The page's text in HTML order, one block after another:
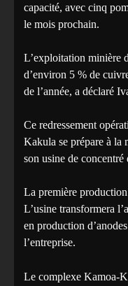
capacité, avec cinq
le mois prochain.
L’exploitation minière
d’environ 5 % de
de l’année, a déclaré
Ce redressement
Kakula se prépare à la
son usine de
La première
L’usine transformera
en production
l’entreprise.
Le complexe Kamoa-